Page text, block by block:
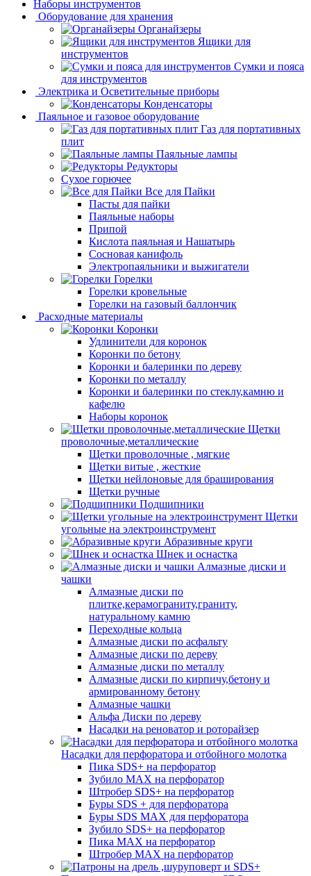
Наборы инструментов
Оборудование для хранения
Органайзеры
Ящики для
инструментов
Сумки и пояса
для инструментов
Электрика и Осветительные приборы
Конденсаторы
Паяльное и газовое оборудование
Газ для портативных
плит
Паяльные лампы
Редукторы
Сухое горючее
Все для Пайки
Пасты для пайки
Паяльные наборы
Припой
Кислота паяльная и Нашатырь
Сосновая канифоль
Электропаяльники и выжигатели
Горелки
Горелки кровельные
Горелки на газовый баллончик
Расходные материалы
Коронки
Удлинители для коронок
Коронки по бетону
Коронки и балеринки по дереву
Коронки по металлу
Коронки и балеринки по стеклу,камню и
кафелю
Наборы коронок
Щетки
проволочные,металлические
Щетки проволочные , мягкие
Щетки витые , жесткие
Щетки нейлоновые для браширования
Щетки ручные
Подшипники
Щетки
угольные на электроинструмент
Абразивные круги
Шнек и оснастка
Алмазные диски и
чашки
Алмазные диски по
плитке,керамограниту,граниту,
натуральному камню
Переходные кольца
Алмазные диски по асфальту
Алмазные диски по дереву
Алмазные диски по металлу
Алмазные диски по кирпичу,бетону и
армированному бетону
Алмазные чашки
Альфа Диски по дереву
Насадки на реноватор и роторайзер
Насадки для перфоратора и отбойного молотка
Пика SDS+ на перфоратор
Зубило MAX на перфоратор
Штробер SDS+ на перфоратор
Буры SDS + для перфоратора
Буры SDS MAX для перфоратора
Зубило SDS+ на перфоратор
Пика MAX на перфоратор
Штробер MAX на перфоратор